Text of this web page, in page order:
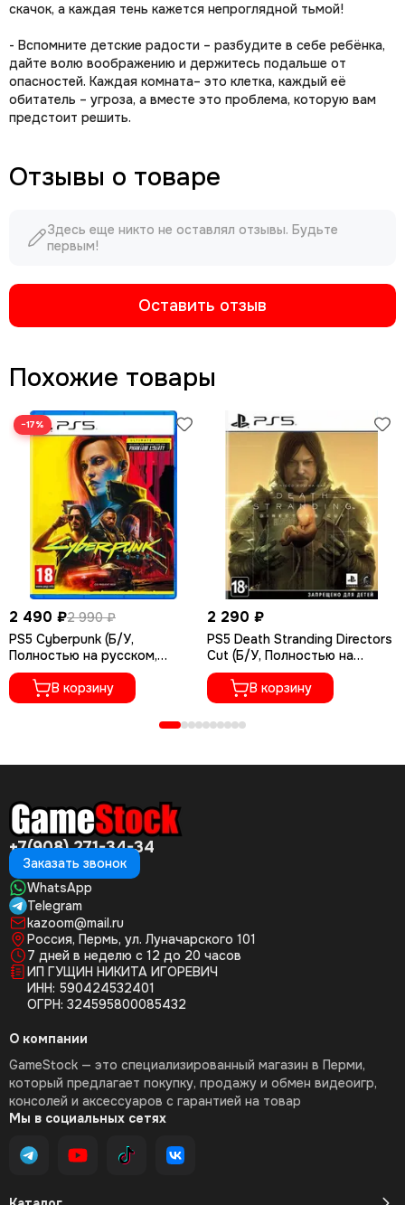
скачок, а каждая тень кажется непроглядной тьмой!
- Вспомните детские радости – разбудите в себе ребёнка,
дайте волю воображению и держитесь подальше от
опасностей. Каждая комната– это клетка, каждый её
обитатель – угроза, а вместе это проблема, которую вам
предстоит решить.
Отзывы о товаре
Здесь еще никто не оставлял отзывы. Будьте
первым!
Оставить отзыв
Похожие товары
−17%
2 490 ₽2 990 ₽
PS5 Cyberpunk (Б/У,
Полностью на русском,
PPSA-04027)
В корзину
2 290 ₽
PS5 Death Stranding Directors
Cut (Б/У, Полностью на
русском языке, PPSA-01968)
В корзину
+7(908) 271-34-34
Заказать звонок
WhatsApp
Telegram
kazoom@mail.ru
Россия, Пермь, ул. Луначарского 101
7 дней в неделю с 12 до 20 часов
ИП ГУЩИН НИКИТА ИГОРЕВИЧ
ИНН: 590424532401
ОГРН: 324595800085432
О компании
GameStock — это специализированный магазин в Перми,
который предлагает покупку, продажу и обмен видеоигр,
консолей и аксессуаров с гарантией на товар
Мы в социальных сетях